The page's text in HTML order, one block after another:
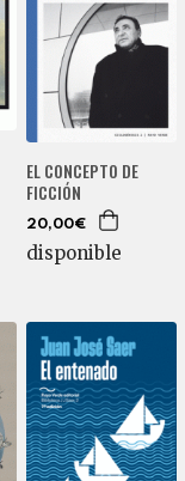
EL CONCEPTO DE
FICCIÓN
20,00€
disponible